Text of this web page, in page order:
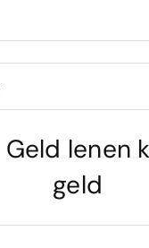
lenen
geld